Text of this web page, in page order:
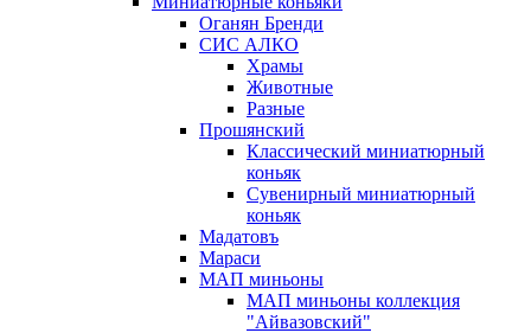
Оганян Бренди
СИС АЛКО
Храмы
Животные
Разные
Прошянский
Классический миниатюрный
коньяк
Сувенирный миниатюрный
коньяк
Мадатовъ
Мараси
МАП миньоны
МАП миньоны коллекция
"Айвазовский"